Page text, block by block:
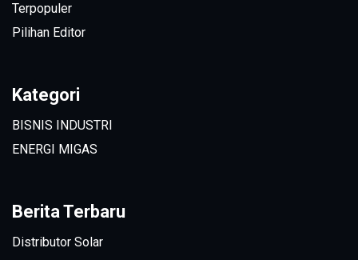
Terpopuler
Pilihan Editor
Kategori
BISNIS INDUSTRI
ENERGI MIGAS
Berita Terbaru
Distributor Solar